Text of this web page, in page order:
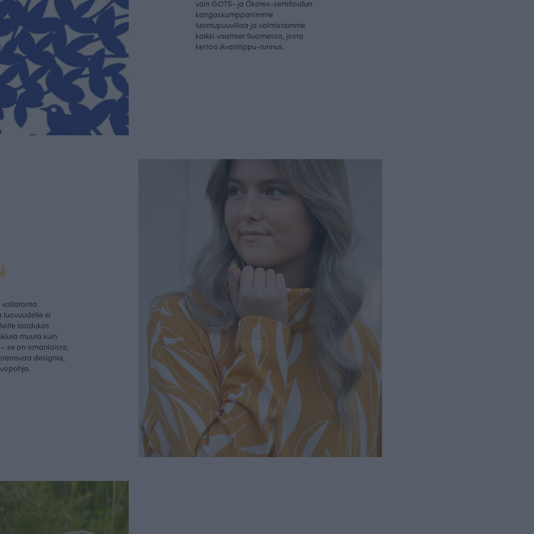
vain GOTS- ja Ökotex-sertifioidun
kangaskumppanimme
luomupuuvillaa ja valmistamme
kaikki vaatteet Suomessa, josta
kertoo Avainlippu-tunnus.
vallatonta
ei
laadukas
muuta kuin
se on omanlaista,
designia,